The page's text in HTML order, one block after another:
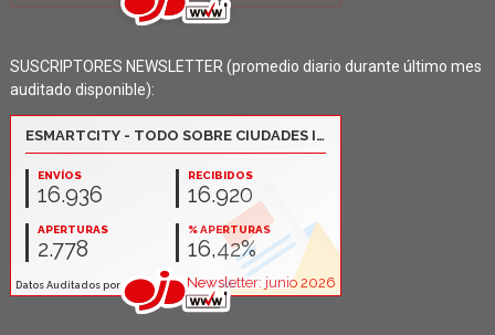
SUSCRIPTORES NEWSLETTER (promedio diario durante último mes
auditado disponible):